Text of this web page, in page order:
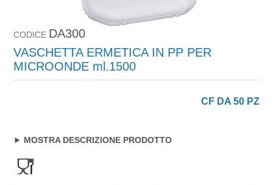
CODICE DA300
VASCHETTA ERMETICA IN PP PER
MICROONDE ml.1500
CF DA 50 PZ
MOSTRA DESCRIZIONE PRODOTTO